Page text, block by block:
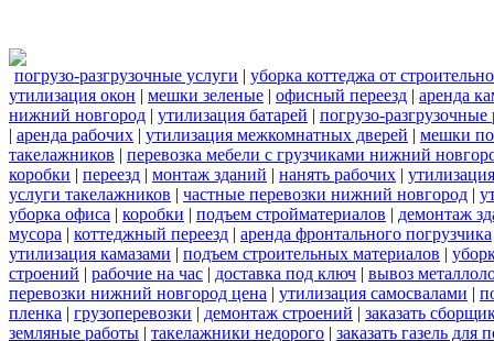
погрузо-разгрузочные услуги | уборка коттеджа от
утилизация окон | мешки зеленые | офисный переезд | аренда
нижний новгород | утилизация батарей | погрузо-разгрузочные
| аренда рабочих | утилизация межкомнатных дверей | мешки
такелажников | перевозка мебели с грузчиками нижний
коробки | переезд | монтаж зданий | нанять рабочих |
услуги такелажников | частные перевозки нижний новгород |
уборка офиса | коробки | подъем стройматериалов | демонтаж
мусора | коттеджный переезд | аренда фронтального погрузчика
утилизация камазами | подъем строительных материалов |
строений | рабочие на час | доставка под ключ | вывоз
перевозки нижний новгород цена | утилизация самосвалами |
пленка | грузоперевозки | демонтаж строений | заказать
земляные работы | такелажники недорого | заказать газель